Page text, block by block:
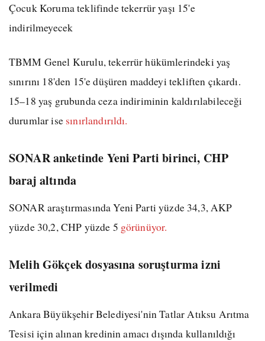
Çocuk Koruma teklifinde tekerrür yaşı 15'e
indirilmeyecek
TBMM Genel Kurulu, tekerrür hükümlerindeki yaş
sınırını 18'den 15'e düşüren maddeyi tekliften çıkardı.
15–18 yaş grubunda ceza indiriminin kaldırılabileceği
durumlar ise sınırlandırıldı.
SONAR anketinde Yeni Parti birinci, CHP
baraj altında
SONAR araştırmasında Yeni Parti yüzde 34,3, AKP
yüzde 30,2, CHP yüzde 5 görünüyor.
Melih Gökçek dosyasına soruşturma izni
verilmedi
Ankara Büyükşehir Belediyesi'nin Tatlar Atıksu Arıtma
Tesisi için alınan kredinin amacı dışında kullanıldığı